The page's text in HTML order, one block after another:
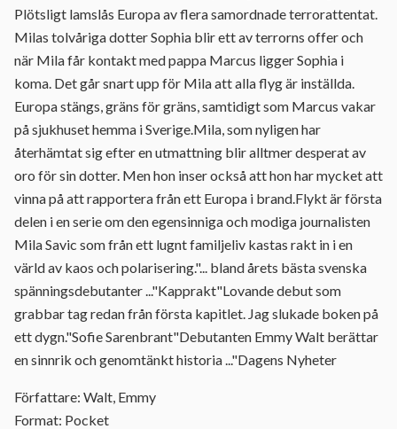
Plötsligt lamslås Europa av flera samordnade terrorattentat.
Milas tolvåriga dotter Sophia blir ett av terrorns offer och
när Mila får kontakt med pappa Marcus ligger Sophia i
koma. Det går snart upp för Mila att alla flyg är inställda.
Europa stängs, gräns för gräns, samtidigt som Marcus vakar
på sjukhuset hemma i Sverige.Mila, som nyligen har
återhämtat sig efter en utmattning blir alltmer desperat av
oro för sin dotter. Men hon inser också att hon har mycket att
vinna på att rapportera från ett Europa i brand.Flykt är första
delen i en serie om den egensinniga och modiga journalisten
Mila Savic som från ett lugnt familjeliv kastas rakt in i en
värld av kaos och polarisering."... bland årets bästa svenska
spänningsdebutanter ..."Kapprakt"Lovande debut som
grabbar tag redan från första kapitlet. Jag slukade boken på
ett dygn."Sofie Sarenbrant"Debutanten Emmy Walt berättar
en sinnrik och genomtänkt historia ..."Dagens Nyheter
Författare: Walt, Emmy
Format: Pocket